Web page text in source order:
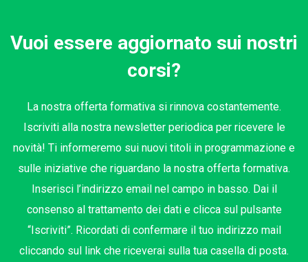
Vuoi essere aggiornato sui nostri
corsi?
La nostra offerta formativa si rinnova costantemente.
Iscriviti alla nostra newsletter periodica per ricevere le
novità! Ti informeremo sui nuovi titoli in programmazione e
sulle iniziative che riguardano la nostra offerta formativa.
Inserisci l’indirizzo email nel campo in basso. Dai il
consenso al trattamento dei dati e clicca sul pulsante
“Iscriviti”. Ricordati di confermare il tuo indirizzo mail
cliccando sul link che riceverai sulla tua casella di posta.